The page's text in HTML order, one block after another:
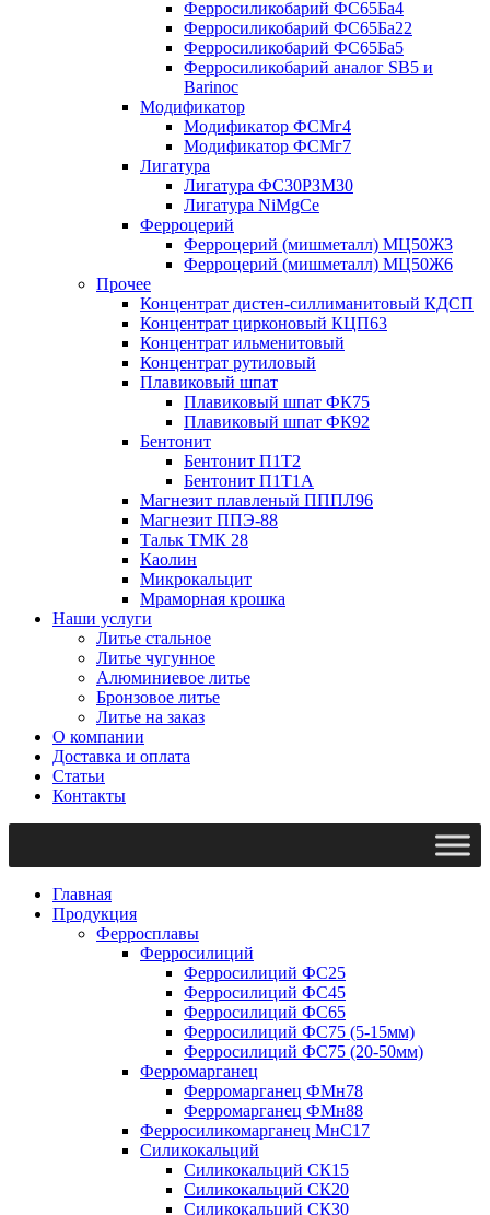
Ферросиликобарий ФС65Ба4
Ферросиликобарий ФС65Ба22
Ферросиликобарий ФС65Ба5
Ферросиликобарий аналог SB5 и
Barinoc
Модификатор
Модификатор ФСМг4
Модификатор ФСМг7
Лигатура
Лигатура ФС30РЗМ30
Лигатура NiMgCe
Ферроцерий
Ферроцерий (мишметалл) МЦ50Ж3
Ферроцерий (мишметалл) МЦ50Ж6
Прочее
Концентрат дистен-силлиманитовый КДСП
Концентрат цирконовый КЦП63
Концентрат ильменитовый
Концентрат рутиловый
Плавиковый шпат
Плавиковый шпат ФК75
Плавиковый шпат ФК92
Бентонит
Бентонит П1Т2
Бентонит П1Т1А
Магнезит плавленый ПППЛ96
Магнезит ППЭ-88
Тальк ТМК 28
Каолин
Микрокальцит
Мраморная крошка
Наши услуги
Литье стальное
Литье чугунное
Алюминиевое литье
Бронзовое литье
Литье на заказ
О компании
Доставка и оплата
Статьи
Контакты
Главная
Продукция
Ферросплавы
Ферросилиций
Ферросилиций ФС25
Ферросилиций ФС45
Ферросилиций ФС65
Ферросилиций ФС75 (5-15мм)
Ферросилиций ФС75 (20-50мм)
Ферромарганец
Ферромарганец ФМн78
Ферромарганец ФМн88
Ферросиликомарганец МнС17
Силикокальций
Силикокальций СК15
Силикокальций СК20
Силикокальций СК30